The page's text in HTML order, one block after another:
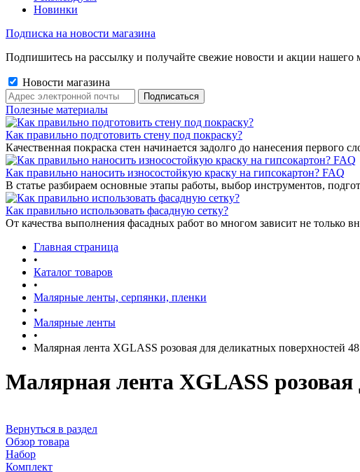
Новинки
Подписка на новости магазина
Подпишитесь на рассылку и получайте свежие новости и акции нашего
Новости магазина
Полезные материалы
Как правильно подготовить стену под покраску?
Качественная покраска стен начинается задолго до нанесения первого
Как правильно наносить износостойкую краску на гипсокартон? FAQ
В статье разбираем основные этапы работы, выбор инструментов,
Как правильно использовать фасадную сетку?
От качества выполнения фасадных работ во многом зависит не только
Главная страница
•
Каталог товаров
•
Малярные ленты, серпянки, пленки
•
Малярные ленты
•
Малярная лента XGLASS розовая для деликатных поверхностей
Малярная лента XGLASS
Вернуться в раздел
Обзор товара
Набор
Комплект